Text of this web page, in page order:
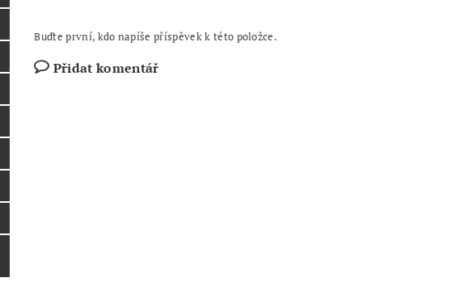
Buďte první, kdo napíše příspěvek k této položce.
Přidat komentář